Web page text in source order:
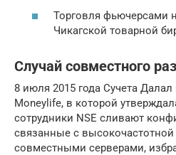
Торговля фьючерсами
Чикагской товарной
Случай совместного
8 июля 2015 года Сучета
Moneylife, в которой
сотрудники NSE сливают
связанные с высокочастотной
совместными серверами,